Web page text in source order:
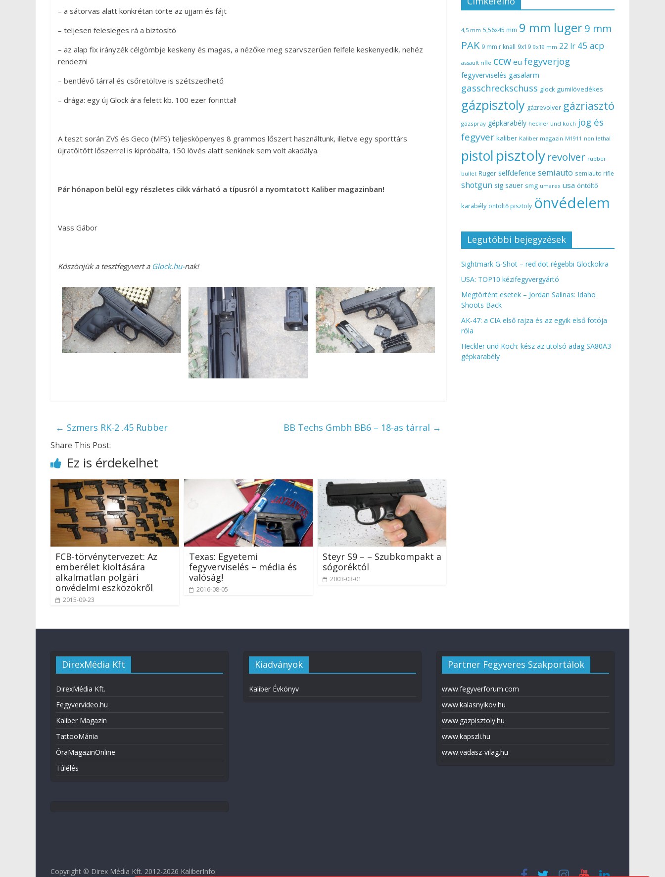
– a sátorvas alatt konkrétan törte az ujjam és fájt
– teljesen felesleges rá a biztosító
– az alap fix irányzék célgömbje keskeny és magas, a nézőke meg szarvszerűen felfele keskenyedik, nehéz
rendezni
– bentlévő tárral és csőretöltve is szétszedhető
– drága: egy új Glock ára felett kb. 100 ezer forinttal!
A teszt során ZVS és Geco (MFS) teljesköpenyes 8 grammos lőszert használtunk, illetve egy sporttárs
újratöltött lőszerrel is kipróbálta, 150 lövés alatt senkinek sem volt akadálya.
Pár hónapon belül egy részletes cikk várható a típusról a nyomtatott Kaliber magazinban!
Vass Gábor
Köszönjük a tesztfegyvert a Glock.hu-nak!
← Szmers RK-2 .45 Rubber BB Techs Gmbh BB6 – 18-as tárral →
Share This Post:
Ez is érdekelhet
FCB-törvénytervezet: Az
emberélet kioltására
alkalmatlan polgári
önvédelmi eszközökről
2015-09-23
Texas: Egyetemi
fegyverviselés – média és
valóság!
2016-08-05
Steyr S9 – – Szubkompakt a
sógoréktól
2003-03-01
4,5 mm 5,56x45 mm 9 mm luger9 mm
PAK 9 mm r knall 9x19 9x19 mm 22 lr 45 acp
assault rifle ccw eu fegyverjog
fegyverviselés gasalarm
gasschreckschuss glock gumilövedékes
gázpisztoly gázrevolver gázriasztó
gázspray gépkarabély heckler und koch jog és
fegyver kaliber Kaliber magazin M1911 non lethal
pistol pisztoly revolver rubber
bullet Ruger selfdefence semiauto semiauto rifle
shotgun sig sauer smg umarex usa öntöltő
karabély öntöltő pisztoly önvédelem
Legutóbbi bejegyzések
Sightmark G-Shot – red dot régebbi Glockokra
USA: TOP10 kézifegyvergyártó
Megtörtént esetek – Jordan Salinas: Idaho
Shoots Back
AK-47: a CIA első rajza és az egyik első fotója
róla
Heckler und Koch: kész az utolsó adag SA80A3
gépkarabély
DirexMédia Kft
DirexMédia Kft.
Fegyvervideo.hu
Kaliber Magazin
TattooMánia
ÓraMagazinOnline
Túlélés
Kiadványok
Kaliber Évkönyv
Partner Fegyveres Szakportálok
www.fegyverforum.com
www.kalasnyikov.hu
www.gazpisztoly.hu
www.kapszli.hu
www.vadasz-vilag.hu
Copyright © Direx Média Kft. 2012-2026 KaliberInfo.